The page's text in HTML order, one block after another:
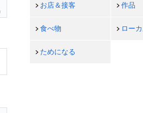
お店＆接客 作品
食べ物 ロー
ためになる